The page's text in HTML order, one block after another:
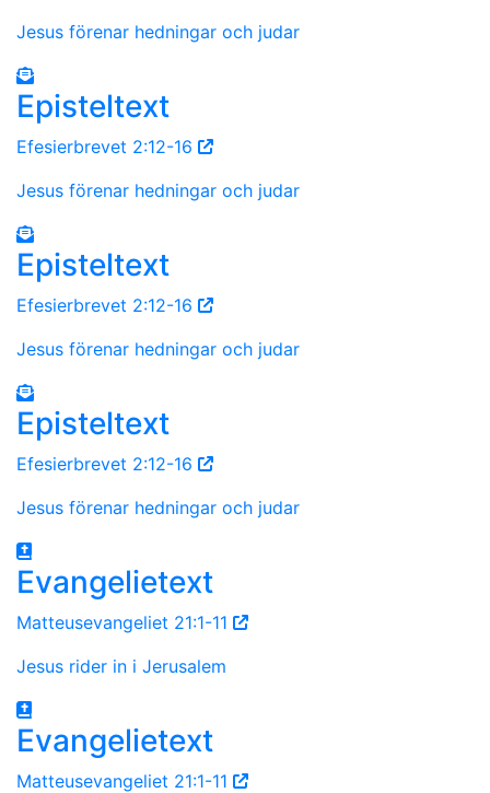
Jesus förenar hedningar och judar
Episteltext
Efesierbrevet 2:12-16
Jesus förenar hedningar och judar
Episteltext
Efesierbrevet 2:12-16
Jesus förenar hedningar och judar
Episteltext
Efesierbrevet 2:12-16
Jesus förenar hedningar och judar
Evangelietext
Matteusevangeliet 21:1-11
Jesus rider in i Jerusalem
Evangelietext
Matteusevangeliet 21:1-11